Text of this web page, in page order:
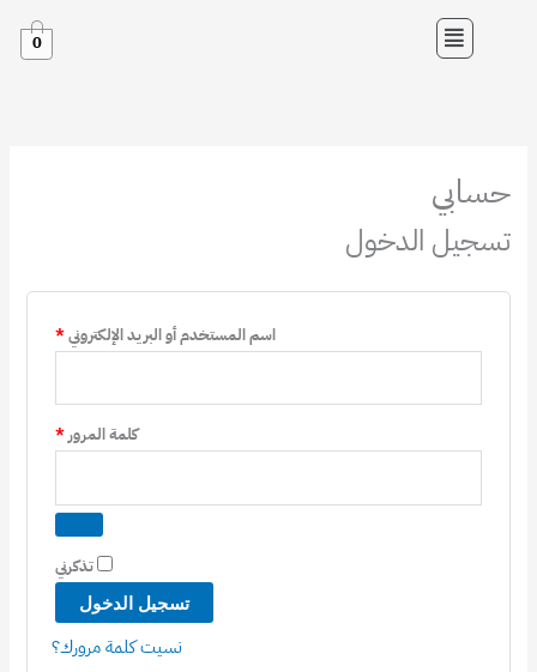
القائمة 0
حسابي
تسجيل الدخول
اسم المستخدم أو البريد الإلكتروني*
كلمة المرور *
تذكرني
تسجيل الدخول
نسيت كلمة مرورك؟